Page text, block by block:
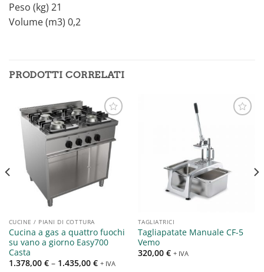
Peso (kg) 21
Volume (m3) 0,2
PRODOTTI CORRELATI
Aggiungi
alla lista
dei
desideri
CUCINE / PIANI DI COTTURA
Cucina a gas a quattro fuochi
su vano a giorno Easy700
Casta
1.378,00 €– 1.435,00 € + IVA
desideri
TAGLIATRICI
Tagliapatate Manuale CF-5
Vemo
320,00 € + IVA